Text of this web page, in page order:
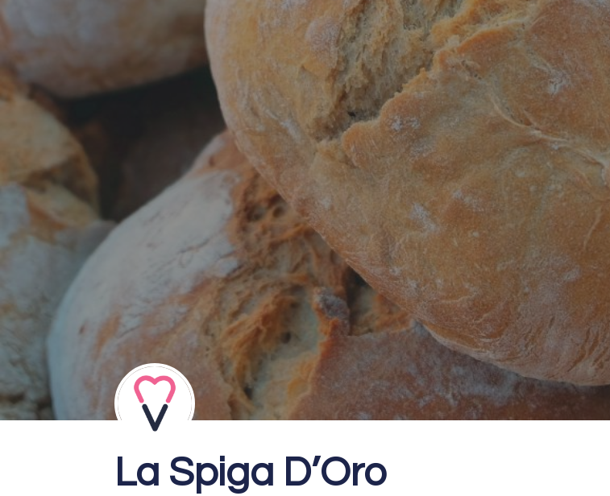
La Spiga D’Oro